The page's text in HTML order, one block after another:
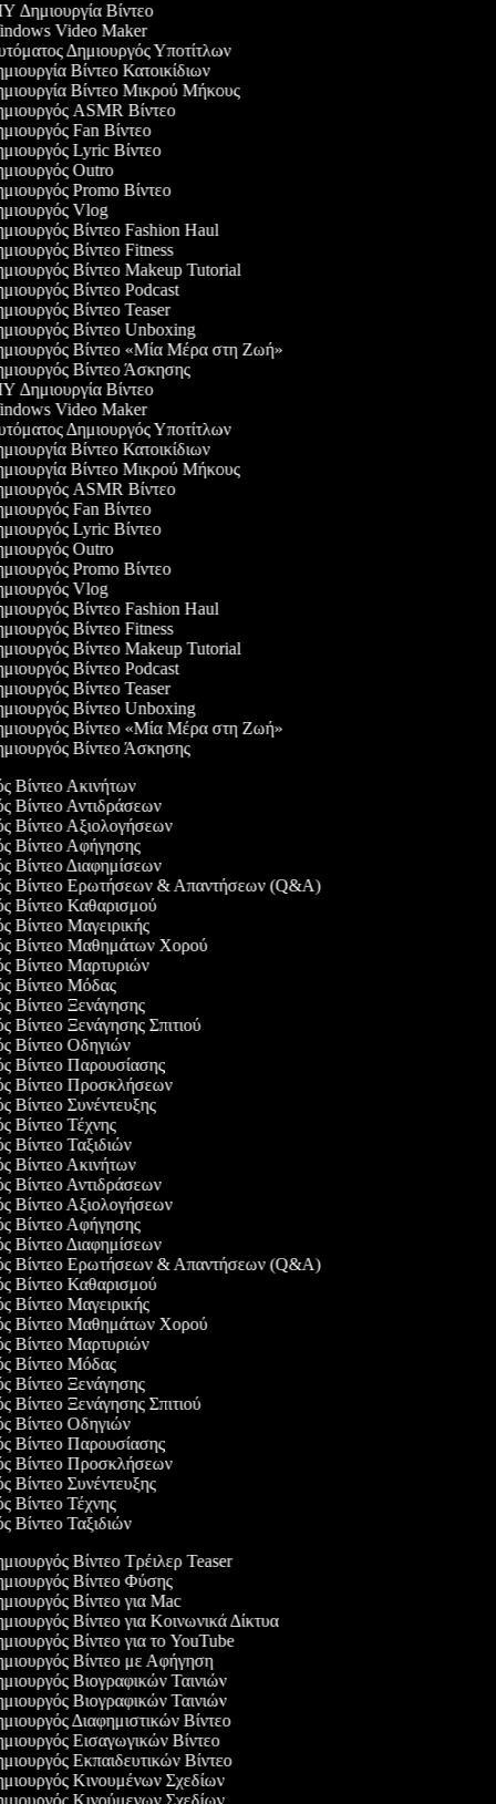
Δημιουργία Βίντεο
Video Maker
Δημιουργός Υποτίτλων
Βίντεο Κατοικίδιων
Βίντεο Μικρού Μήκους
ASMR Βίντεο
Fan Βίντεο
Lyric Βίντεο
Outro
Promo Βίντεο
Vlog
Βίντεο Fashion Haul
Βίντεο Fitness
Βίντεο Makeup Tutorial
Βίντεο Podcast
Βίντεο Teaser
Βίντεο Unboxing
Βίντεο «Μία Μέρα στη Ζωή»
Βίντεο Άσκησης
Δημιουργία Βίντεο
Video Maker
Δημιουργός Υποτίτλων
Βίντεο Κατοικίδιων
Βίντεο Μικρού Μήκους
ASMR Βίντεο
Fan Βίντεο
Lyric Βίντεο
Outro
Promo Βίντεο
Vlog
Βίντεο Fashion Haul
Βίντεο Fitness
Βίντεο Makeup Tutorial
Βίντεο Podcast
Βίντεο Teaser
Βίντεο Unboxing
Βίντεο «Μία Μέρα στη Ζωή»
Βίντεο Άσκησης
Βίντεο Ακινήτων
Βίντεο Αντιδράσεων
Βίντεο Αξιολογήσεων
Βίντεο Αφήγησης
Βίντεο Διαφημίσεων
Βίντεο Ερωτήσεων & Απαντήσεων (Q&A)
Βίντεο Καθαρισμού
Βίντεο Μαγειρικής
Βίντεο Μαθημάτων Χορού
Βίντεο Μαρτυριών
Βίντεο Μόδας
Βίντεο Ξενάγησης
Βίντεο Ξενάγησης Σπιτιού
Βίντεο Οδηγιών
Βίντεο Παρουσίασης
Βίντεο Προσκλήσεων
Βίντεο Συνέντευξης
Βίντεο Τέχνης
Βίντεο Ταξιδιών
Βίντεο Ακινήτων
Βίντεο Αντιδράσεων
Βίντεο Αξιολογήσεων
Βίντεο Αφήγησης
Βίντεο Διαφημίσεων
Βίντεο Ερωτήσεων & Απαντήσεων (Q&A)
Βίντεο Καθαρισμού
Βίντεο Μαγειρικής
Βίντεο Μαθημάτων Χορού
Βίντεο Μαρτυριών
Βίντεο Μόδας
Βίντεο Ξενάγησης
Βίντεο Ξενάγησης Σπιτιού
Βίντεο Οδηγιών
Βίντεο Παρουσίασης
Βίντεο Προσκλήσεων
Βίντεο Συνέντευξης
Βίντεο Τέχνης
Βίντεο Ταξιδιών
Βίντεο Τρέιλερ Teaser
Βίντεο Φύσης
Βίντεο για Mac
Βίντεο για Κοινωνικά Δίκτυα
Βίντεο για το YouTube
Βίντεο με Αφήγηση
Βιογραφικών Ταινιών
Βιογραφικών Ταινιών
Διαφημιστικών Βίντεο
Εισαγωγικών Βίντεο
Εκπαιδευτικών Βίντεο
Κινουμένων Σχεδίων